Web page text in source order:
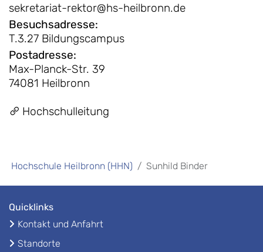
sekretariat-rektor@hs-heilbronn.de
Besuchsadresse:
T.3.27 Bildungscampus
Postadresse:
Max-Planck-Str. 39
74081 Heilbronn
Hochschulleitung
Hochschule Heilbronn (HHN) Sunhild Binder
Quicklinks
Kontakt und Anfahrt
Standorte